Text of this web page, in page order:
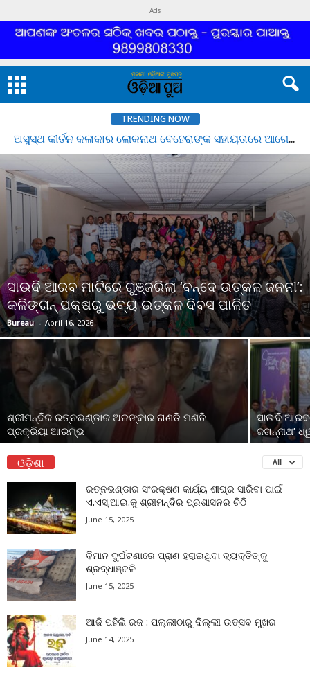
Ads
TRENDING NOW
ସରକାରୀ ଘର ଯାହା ପାଇଁ ସାତ ସପନ
ସାଉଦି ଆରବ ମାଟିରେ ଗୁଞ୍ଜରିଲା ‘ବନ୍ଦେ ଉତ୍କଳ ଜନନୀ’:
କଳିଙ୍ଗନ୍ ପକ୍ଷରୁ ଭବ୍ୟ ଉତ୍କଳ ଦିବସ ପାଳିତ
Bureau - April 16, 2026
ଶ୍ରୀମନ୍ଦିର ରତ୍ନଭଣ୍ଡାର ଅଳଙ୍କାର ଗଣତି ମଣତି
ପ୍ରକ୍ରିୟା ଆରମ୍ଭ
ସାଉଦି
ଜଗନ୍ନାଥ’
ଓଡ଼ିଶା All
ରତ୍ନଭଣ୍ଡାର ସଂରକ୍ଷଣ କାର୍ଯ୍ୟ ଶୀଘ୍ର ସାରିବା ପାଇଁ
ଏ.ଏସ୍.ଆଇ.କୁ ଶ୍ରୀମନ୍ଦିର ପ୍ରଶାସନର ଚିଠି
June 15, 2025
ବିମାନ ଦୁର୍ଘଟଣାରେ ପ୍ରାଣ ହରାଇଥିବା ବ୍ୟକ୍ତିଙ୍କୁ
ଶ୍ରଦ୍ଧାଞ୍ଜଳି
June 15, 2025
ଆଜି ପହିଲି ରଜ : ପଲ୍ଲୀଠାରୁ ଦିଲ୍ଲୀ ଉତ୍ସବ ମୁଖର
June 14, 2025